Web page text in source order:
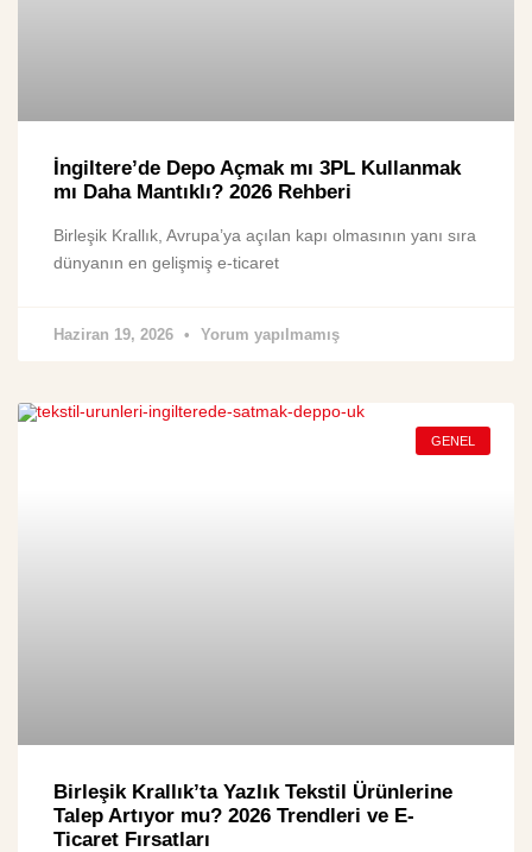
İngiltere’de Depo Açmak mı 3PL Kullanmak
mı Daha Mantıklı? 2026 Rehberi
Birleşik Krallık, Avrupa’ya açılan kapı olmasının yanı sıra
dünyanın en gelişmiş e-ticaret
Haziran 19, 2026 Yorum yapılmamış
GENEL
Birleşik Krallık’ta Yazlık Tekstil Ürünlerine
Talep Artıyor mu? 2026 Trendleri ve E-
Ticaret Fırsatları